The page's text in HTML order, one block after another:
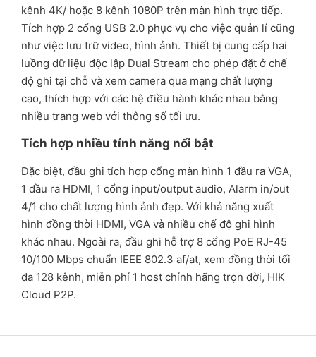
kênh 4K/ hoặc 8 kênh 1080P trên màn hình trực tiếp.
Tích hợp 2 cổng USB 2.0 phục vụ cho việc quản lí cũng
như việc lưu trữ video, hình ảnh. Thiết bị cung cấp hai
luồng dữ liệu độc lập Dual Stream cho phép đặt ở chế
độ ghi tại chỗ và xem camera qua mạng chất lượng
cao, thích hợp với các hệ điều hành khác nhau bằng
nhiều trang web với thông số tối ưu.
Tích hợp nhiều tính năng nổi bật
Đặc biệt, đầu ghi tích hợp cổng màn hình 1 đầu ra VGA,
1 đầu ra HDMI, 1 cổng input/output audio, Alarm in/out
4/1 cho chất lượng hình ảnh đẹp. Với khả năng xuất
hình đồng thời HDMI, VGA và nhiều chế độ ghi hình
khác nhau. Ngoài ra, đầu ghi hỗ trợ 8 cổng PoE RJ-45
10/100 Mbps chuẩn IEEE 802.3 af/at, xem đồng thời tối
đa 128 kênh, miễn phí 1 host chính hãng trọn đời, HIK
Cloud P2P.